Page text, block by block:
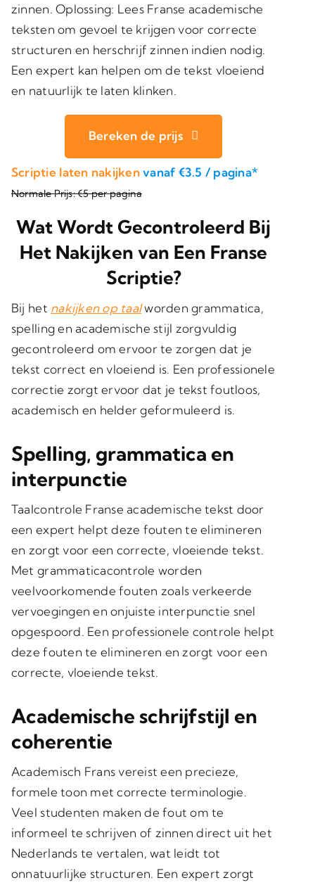
zinnen.Oplossing: Lees Franse academische
teksten om gevoel te krijgen voor correcte
structuren en herschrijf zinnen indien nodig.
Een expert kan helpen om de tekst vloeiend
en natuurlijk te laten klinken.
Bereken de prijs
Scriptie laten nakijkenvanaf €3.5 / pagina*
Normale Prijs: €5 per pagina
Wat Wordt Gecontroleerd Bij
Het Nakijken van Een Franse
Scriptie?
Bij het nakijken op taalworden grammatica,
spelling en academische stijl zorgvuldig
gecontroleerd om ervoor te zorgen dat je
tekst correct en vloeiend is. Een professionele
correctie zorgt ervoor dat je tekst foutloos,
academisch en helder geformuleerd is.
Spelling, grammatica en
interpunctie
Taalcontrole Franse academische tekst door
een expert helpt deze fouten te elimineren
en zorgt voor een correcte, vloeiende tekst.
Met grammaticacontrole worden
veelvoorkomende fouten zoals verkeerde
vervoegingen en onjuiste interpunctie snel
opgespoord. Een professionele controle helpt
deze fouten te elimineren en zorgt voor een
correcte, vloeiende tekst.
Academische schrijfstijl en
coherentie
Academisch Frans vereist een precieze,
formele toon met correcte terminologie.
Veel studenten maken de fout om te
informeel te schrijven of zinnen direct uit het
Nederlands te vertalen, wat leidt tot
onnatuurlijke structuren. Een expert zorgt